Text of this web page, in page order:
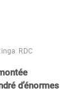
RDC
d’énormes